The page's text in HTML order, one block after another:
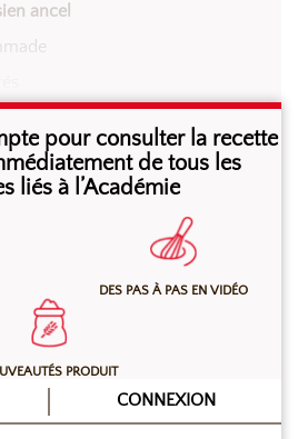
ancel
la feuille, battre tous les
minutes à grande vitesse.
moules puis cuire environ 45
ventilé ou à 160°C en four à
d’office pour vérifier la
pour consulter la recette
de tous les
liés à l’Académie
DES PAS À PAS EN VIDÉO
PRODUIT
CONNEXION